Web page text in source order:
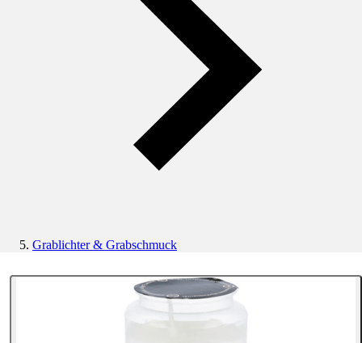
Grablichter & Grabschmuck